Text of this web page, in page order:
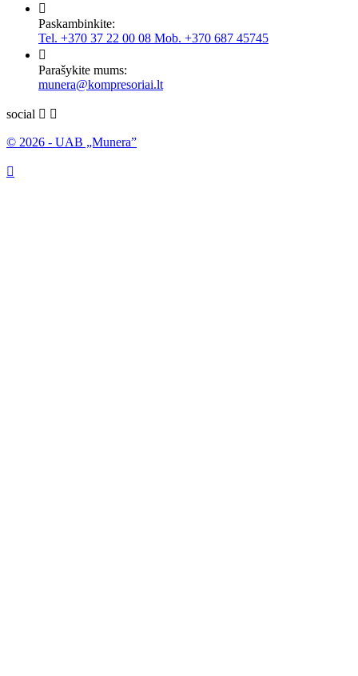

Paskambinkite:
Tel. +370 37 22 00 08 Mob. +370 687 45745

Parašykite mums:
munera@kompresoriai.lt
social  
© 2026 - UAB „Munera”
